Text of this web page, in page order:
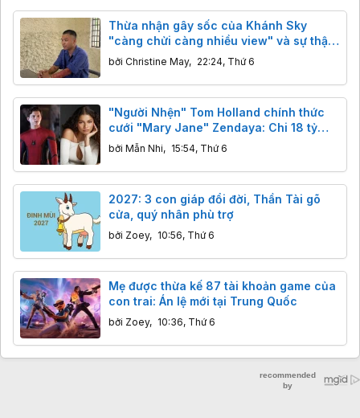
Thừa nhận gây sốc của Khánh Sky
"càng chửi càng nhiều view" và sự thật
cần biết
bởi Christine May, 22:24, Thứ 6
"Người Nhện" Tom Holland chính thức
cưới "Mary Jane" Zendaya: Chi 18 tỷ
bao trọn điền trang, khách đến dự không
được mang điện thoại
bởi Mẫn Nhi, 15:54, Thứ 6
2027: 3 con giáp đổi đời, Thần Tài gõ
cửa, quý nhân phù trợ
bởi Zoey, 10:56, Thứ 6
Mẹ được thừa kế 87 tài khoản game của
con trai: Án lệ mới tại Trung Quốc
bởi Zoey, 10:36, Thứ 6